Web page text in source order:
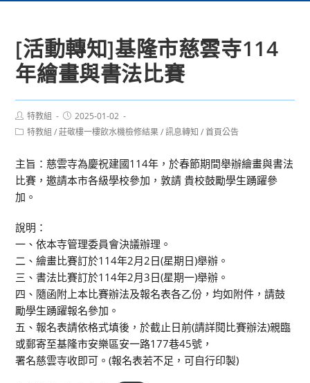
[活動轉知]基隆市慈雲寺114
年繪畫與書法比賽
Post
author:
特教組
Post
published:
2025-01-02
Post特教組 / 莊敬樓一樓飲水機檢修結果 / 訊息轉知 / 首頁公告
主旨：慈雲寺為慶祝建國114年，於春節期間舉辦繪畫與書法
比賽，邀請本市各級學校參加，敦請 貴校鼓勵學生踴躍參
加。
說明：
一、依本寺管理委員會決議辦理。
二、繪畫比賽訂於114年2月2日(星期日)舉辦。
三、書法比賽訂於114年2月3日(星期一)舉辦。
四、隨函附上本比賽辦法及報名表各乙份，均如附件，請鼓
勵學生踴躍報名參加。
五、報名表請依格式填後，於截止日前(請詳閱比賽辦法)親臨
或郵寄至基隆市安樂區安一路177巷45號，
署名慈雲寺收即可。(報名表若不足，可自行印製)